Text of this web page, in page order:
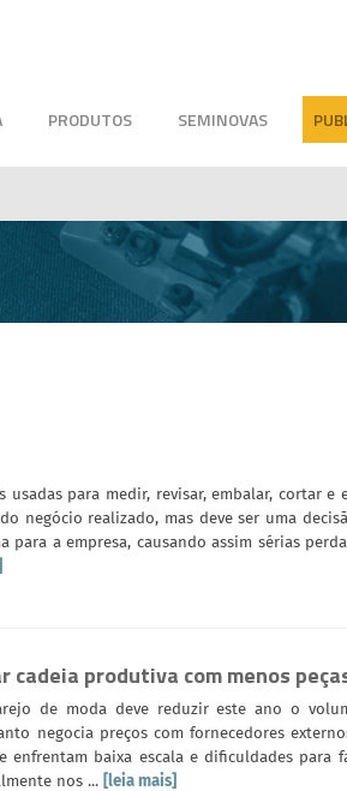
PRODUTOS SEMINOVAS
usadas para medir, revisar, embalar, cortar
negócio realizado, mas deve ser uma
para a empresa, causando assim sérias
cadeia produtiva com menos
de moda deve reduzir este ano o
negocia preços com fornecedores
enfrentam baixa escala e dificuldades para
nos ...
[leia mais]